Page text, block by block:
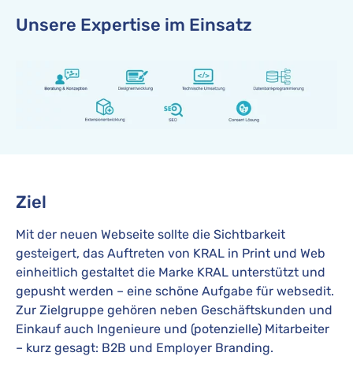
Unsere Expertise im Einsatz
Ziel
Mit der neuen Webseite sollte die Sichtbarkeit
gesteigert, das Auftreten von KRAL in Print und Web
einheitlich gestaltet die Marke KRAL unterstützt und
gepusht werden – eine schöne Aufgabe für websedit.
Zur Zielgruppe gehören neben Geschäftskunden und
Einkauf auch Ingenieure und (potenzielle) Mitarbeiter
– kurz gesagt: B2B und Employer Branding.